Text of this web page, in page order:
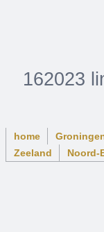
162023
home
Zeeland
Noord-